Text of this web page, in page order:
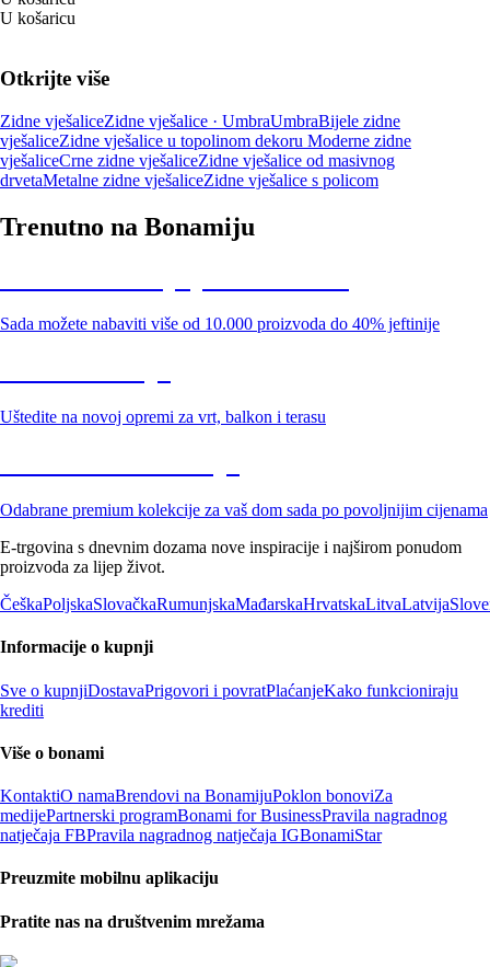
U košaricu
Otkrijte više
Zidne vješaliceZidne vješalice · UmbraUmbraBijele zidne
vješaliceZidne vješalice u topolinom dekoru Moderne zidne
vješaliceCrne zidne vješaliceZidne vješalice od masivnog
drvetaMetalne zidne vješaliceZidne vješalice s policom
Trenutno na Bonamiju
Sada možete nabaviti više od 10.000 proizvoda do 40% jeftinije
Uštedite na novoj opremi za vrt, balkon i terasu
Odabrane premium kolekcije za vaš dom sada po povoljnijim cijenama
E-trgovina s dnevnim dozama nove inspiracije i najširom ponudom
proizvoda za lijep život.
ČeškaPoljskaSlovačkaRumunjskaMađarskaHrvatskaLitvaLatvija
Informacije o kupnji
Sve o kupnjiDostavaPrigovori i povratPlaćanjeKako funkcioniraju
krediti
Više o bonami
KontaktiO namaBrendovi na BonamijuPoklon bonoviZa
medijePartnerski programBonami for BusinessPravila nagradnog
natječaja FBPravila nagradnog natječaja IGBonamiStar
Preuzmite mobilnu aplikaciju
Pratite nas na društvenim mrežama